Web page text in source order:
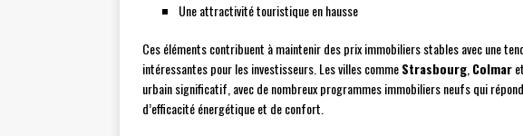
Une attractivité touristique en hausse
Ces éléments contribuent à maintenir des prix immobiliers stables avec une
intéressantes pour les investisseurs. Les villes commeStrasbourg Colmaret
urbain significatif, avec de nombreux programmes immobiliers neufs qui
d’efficacité énergétique et de confort.